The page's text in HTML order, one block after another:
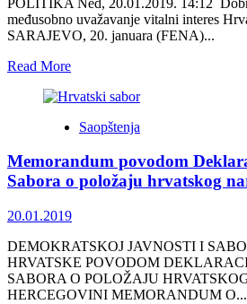
akterima
međusobno uvažavanje vitalni interes
SARAJEVO, 20. januara (FENA)...
Read MoreRead
about
poziv
dijalog
s
civilnim
društvom
i
političkim
akterima
Hrvatske
o
Saopštenja
Memorandum povodom
Sabora o položaju hrvatskog
20.01.2019
DEMOKRATSKOJ JAVNOSTI I
HRVATSKE POVODOM
SABORA O POLOŽAJU
HERCEGOVINI MEMORANDUM O...